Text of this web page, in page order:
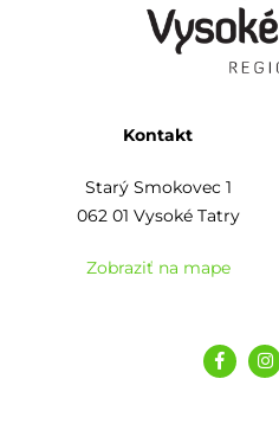
Kontakt
Starý Smokovec 1
062 01 Vysoké Tatry
Zobraziť na mape